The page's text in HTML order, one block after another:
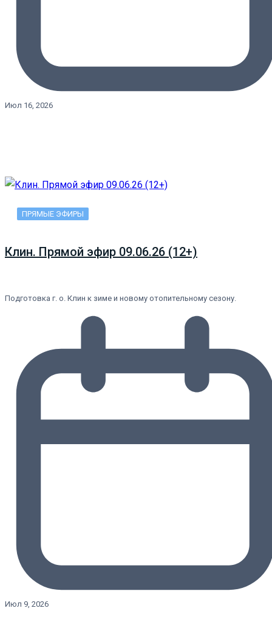
Июл 16, 2026
ПРЯМЫЕ ЭФИРЫ
Клин. Прямой эфир 09.06.26 (12+)
Подготовка г. о. Клин к зиме и новому отопительному сезону.
Июл 9, 2026